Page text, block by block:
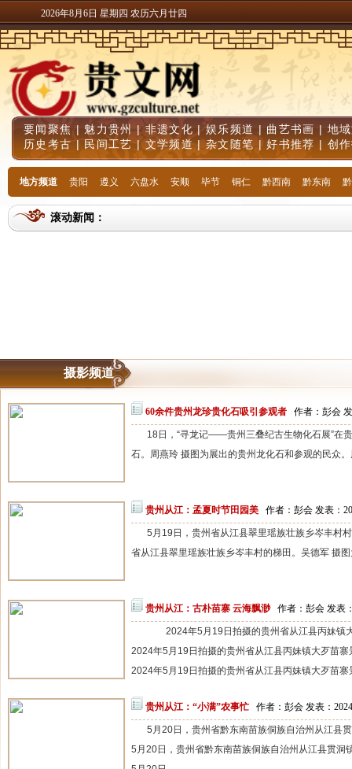
2026年8月6日 星期四 农历六月廿四
要闻聚焦| 魅力贵州|非遗文化 |娱乐频道 | 曲艺书画 | 地
历史考古 | 民间工艺 |文学频道|杂文随笔 |好书推荐 | 创
地方频道 贵阳 遵义 六盘水 安顺 毕节 铜仁 黔西南 黔东南
滚动新闻：
摄影频道
60余件贵州龙珍贵化石吸引参观者 作者：彭会
18日，“寻龙记——贵州三叠纪古生物化石展”在
石。周燕玲 摄图为展出的贵州龙化石和参观的民众
贵州从江：孟夏时节田园美 作者：彭会 发表：
5月19日，贵州省从江县翠里瑶族壮族乡岑丰村
省从江县翠里瑶族壮族乡岑丰村的梯田。吴德军 摄
贵州从江：古朴苗寨 云海飘渺 作者：彭会 发表
2024年5月19日拍摄的贵州省从江县丙妹镇
2024年5月19日拍摄的贵州省从江县丙妹镇大歹苗寨
2024年5月19日拍摄的贵州省从江县丙妹镇大歹苗寨
贵州从江：“小满”农事忙 作者：彭会 发表：
5月20日，贵州省黔东南苗族侗族自治州从江县
5月20日，贵州省黔东南苗族侗族自治州从江县贯洞